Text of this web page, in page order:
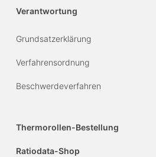
Verantwortung
Grundsatzerklärung
Verfahrensordnung
Beschwerdeverfahren
Thermorollen-Bestellung
Ratiodata-Shop